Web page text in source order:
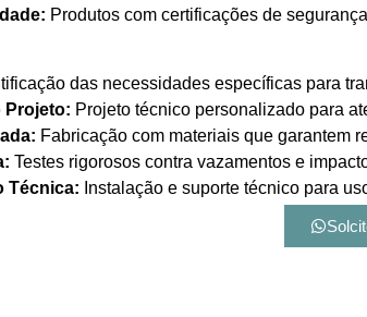
Produtos com certificações de
das necessidades específicas para
Projeto: Projeto técnico personalizado para
Fabricação com materiais que garantem
Testes rigorosos contra vazamentos e
Técnica: Instalação e suporte técnico para